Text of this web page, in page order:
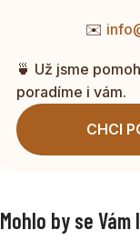
✉️
🍵 Už jsme
poradíme i vám.
CHCI
Mohlo by se Vám